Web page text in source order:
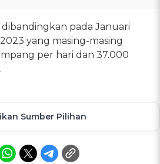
pada Januari
yang masing-masing
per hari dan 37.000
Sumber Pilihan